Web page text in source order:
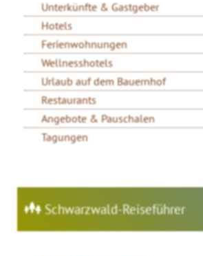
Unterkünfte & Gastgeber
Hotels
Ferienwohnungen
Wellnesshotels
Urlaub auf dem Bauernhof
Restaurants
Angebote & Pauschalen
Tagungen
Schwarzwald-Reiseführer